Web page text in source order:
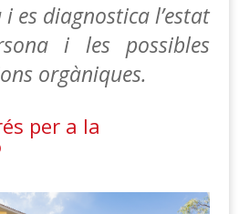
i es diagnostica l’estat
i les possibles
orgàniques.
per a la